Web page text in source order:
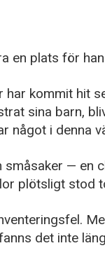
en plats för
har kommit hit
sina barn,
något i denna
— en
plötsligt stod
det inte